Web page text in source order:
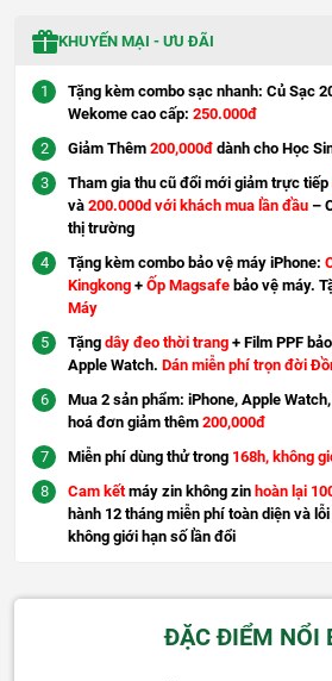
KHUYẾN MẠI - ƯU ĐÃI
Tặng kèm combo sạc nhanh: Củ Sạc
Wekome cao cấp: 250.000đ
Giảm Thêm 200,000đ dành cho Học
Tham gia thu cũ đổi mới giảm trực tiếp
và 200.000d với khách mua lần đầu –
thị trường
Tặng kèm combo bảo vệ máy iPhone:
Kingkong + Ốp Magsafe bảo vệ máy.
Máy
Tặng dây đeo thời trang + Film PPF
Apple Watch. Dán miễn phí trọn đời
Mua 2 sản phẩm: iPhone, Apple
hoá đơn giảm thêm 200,000đ
Miễn phí dùng thử trong 168h, không
Cam kếtmáy zin không zin hoàn lại
hành 12 tháng miễn phí toàn diện và
không giới hạn số lần đổi
ĐẶC ĐIỂM NỔI